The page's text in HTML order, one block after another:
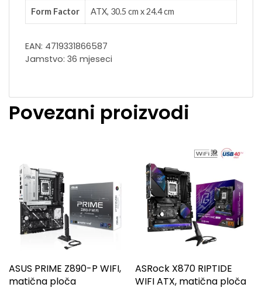
Form Factor ATX, 30.5 cm x 24.4 cm
EAN: 4719331866587
Jamstvo: 36 mjeseci
Povezani proizvodi
ASUS PRIME Z890-P WIFI,
matična ploča
ASRock X870 RIPTIDE
WIFI ATX, matična ploča